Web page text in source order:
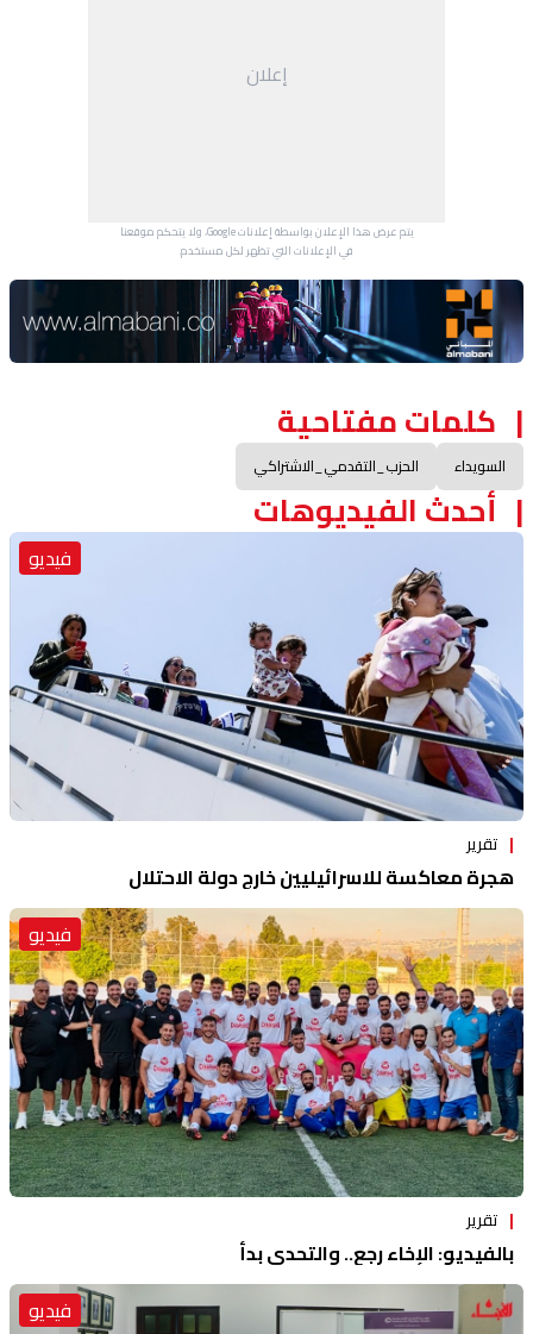
إعلان
يتم عرض هذا الإعلان بواسطة إعلانات Google، ولا يتحكم موقعنا
في الإعلانات التي تظهر لكل مستخدم.
Advertisement Section
كلمات مفتاحية
السويداء الحزب_التقدمي_الاشتراكي
أحدث الفيديوهات
فيديو
تقرير
هجرة معاكسة للاسرائيليين خارج دولة الاحتلال
فيديو
تقرير
بالفيديو: الإخاء رجع.. والتحدي بدأ
فيديو